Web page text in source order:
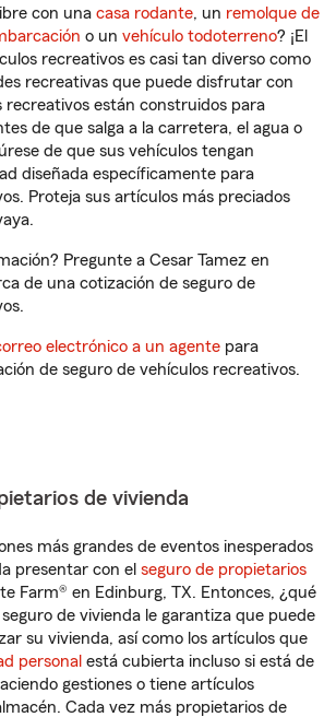
con una casa rodante, un remolque de
o un vehículo todoterreno? ¡El
recreativos es casi tan diverso como
recreativas que puede disfrutar con
recreativos están construidos para
de que salga a la carretera, el agua o
de que sus vehículos tengan
diseñada específicamente para
Proteja sus artículos más preciados
Pregunte a Cesar Tamez en
de una cotización de seguro de
electrónico a un agente para
de seguro de vehículos recreativos.
de vivienda
más grandes de eventos inesperados
presentar con el seguro de propietarios
Farm® en Edinburg, TX. Entonces, ¿qué
seguro de vivienda le garantiza que puede
su vivienda, así como los artículos que
personal está cubierta incluso si está de
gestiones o tiene artículos
Cada vez más propietarios de